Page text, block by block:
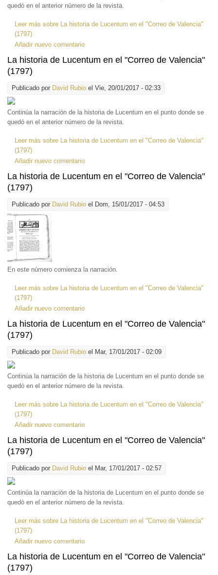
quedó en el anterior número de la revista.
Leer más sobre La historia de Lucentum en el "Correo de Valencia"
(1797)
Añadir nuevo comentario
La historia de Lucentum en el "Correo de Valencia"
(1797)
Publicado por David Rubio el Vie, 20/01/2017 - 02:33
Continúa la narración de la historia de Lucentum en el punto donde se
quedó en el anterior número de la revista.
Leer más sobre La historia de Lucentum en el "Correo de Valencia"
(1797)
Añadir nuevo comentario
La historia de Lucentum en el "Correo de Valencia"
(1797)
Publicado por David Rubio el Dom, 15/01/2017 - 04:53
En este número comienza la narración.
Leer más sobre La historia de Lucentum en el "Correo de Valencia"
(1797)
Añadir nuevo comentario
La historia de Lucentum en el "Correo de Valencia"
(1797)
Publicado por David Rubio el Mar, 17/01/2017 - 02:09
Continúa la narración de la historia de Lucentum en el punto donde se
quedó en el anterior número de la revista.
Leer más sobre La historia de Lucentum en el "Correo de Valencia"
(1797)
Añadir nuevo comentario
La historia de Lucentum en el "Correo de Valencia"
(1797)
Publicado por David Rubio el Mar, 17/01/2017 - 02:57
Continúa la narración de la historia de Lucentum en el punto donde se
quedó en el anterior número de la revista.
Leer más sobre La historia de Lucentum en el "Correo de Valencia"
(1797)
Añadir nuevo comentario
La historia de Lucentum en el "Correo de Valencia"
(1797)